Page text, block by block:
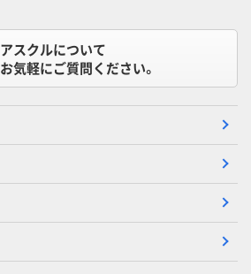
アスクルについて
お気軽にご質問ください。